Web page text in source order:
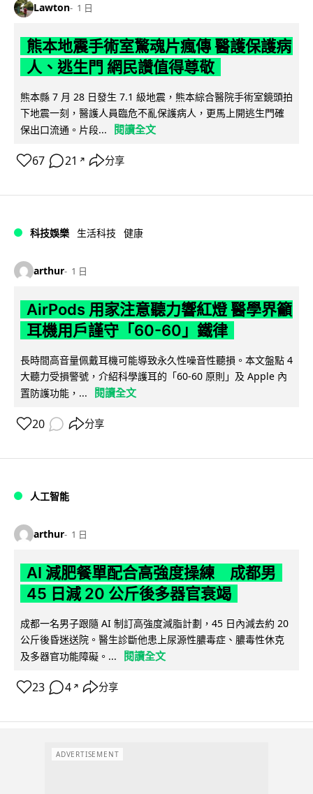
Lawton 1 日
熊本地震手術室驚魂片瘋傳 醫護保護病
人、逃生門 網民讚值得尊敬
熊本縣 7 月 28 日發生 7.1 級地震，熊本綜合醫院手術室鏡頭拍
下地震一刻，醫護人員臨危不亂保護病人，更馬上開逃生門確
保出口流通。片段...
閱讀全文
67 21 ↗ 分享
科技娛樂 生活科技 健康
arthur 1 日
AirPods 用家注意聽力響紅燈 醫學界籲
耳機用戶謹守「60-60」鐵律
長時間高音量佩戴耳機可能導致永久性噪音性聽損。本文盤點 4
大聽力受損警號，介紹科學護耳的「60-60 原則」及 Apple 內
置防護功能，...
閱讀全文
20 分享
人工智能
arthur 1 日
AI 減肥餐單配合高強度操練 成都男
45 日減 20 公斤後多器官衰竭
成都一名男子跟隨 AI 制訂高強度減脂計劃，45 日內減去約 20
公斤後昏迷送院。醫生診斷他患上尿源性膿毒症、膿毒性休克
及多器官功能障礙。...
閱讀全文
23 4 ↗ 分享
ADVERTISEMENT